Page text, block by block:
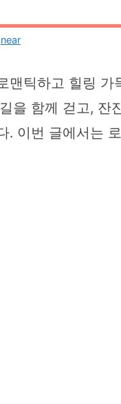
맨틱하고 힐링
을 함께 걷고,
. 이번 글에서는